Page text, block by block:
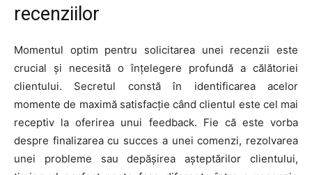
recenziilor
Momentul optim pentru solicitarea unei recenzii este
crucial și necesită o înțelegere profundă a călătoriei
clientului. Secretul constă în identificarea acelor
momente de maximă satisfacție când clientul este cel mai
receptiv la oferirea unui feedback. Fie că este vorba
despre finalizarea cu succes a unei comenzi, rezolvarea
unei probleme sau depășirea așteptărilor clientului,